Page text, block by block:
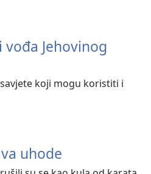
vođa Jehovinog
koji mogu koristiti i
uhode